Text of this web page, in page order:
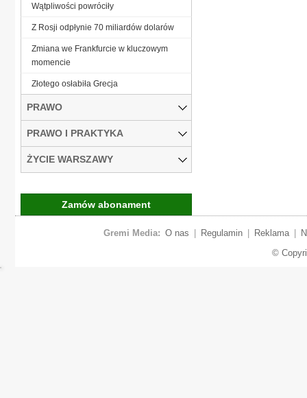
Wątpliwości powróciły
Z Rosji odpłynie 70 miliardów dolarów
Zmiana we Frankfurcie w kluczowym
momencie
Złotego osłabiła Grecja
PRAWO
PRAWO I PRAKTYKA
ŻYCIE WARSZAWY
Zamów abonament
Gremi Media: O nas Regulamin Reklama
©